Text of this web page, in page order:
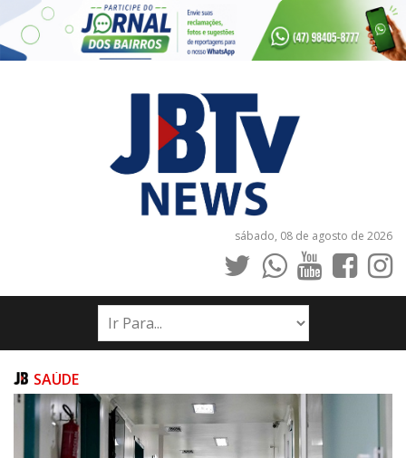
sábado, 08 de agosto de 2026
INÍCIO
NOTÍCIAS
PUBLICAÇÕES LEGAIS
CONTATO
SAÚDE